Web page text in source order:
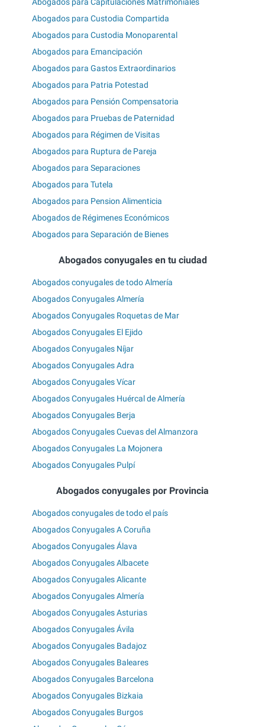
Abogados para Custodia Compartida
Abogados para Custodia Monoparental
Abogados para Emancipación
Abogados para Gastos Extraordinarios
Abogados para Patria Potestad
Abogados para Pensión Compensatoria
Abogados para Pruebas de Paternidad
Abogados para Régimen de Visitas
Abogados para Ruptura de Pareja
Abogados para Separaciones
Abogados para Tutela
Abogados para Pension Alimenticia
Abogados de Régimenes Económicos
Abogados para Separación de Bienes
Abogados conyugales en tu ciudad
Abogados conyugales de todo Almería
Abogados Conyugales Almería
Abogados Conyugales Roquetas de Mar
Abogados Conyugales El Ejido
Abogados Conyugales Níjar
Abogados Conyugales Adra
Abogados Conyugales Vícar
Abogados Conyugales Huércal de Almería
Abogados Conyugales Berja
Abogados Conyugales Cuevas del Almanzora
Abogados Conyugales La Mojonera
Abogados Conyugales Pulpí
Abogados conyugales por Provincia
Abogados conyugales de todo el país
Abogados Conyugales A Coruña
Abogados Conyugales Álava
Abogados Conyugales Albacete
Abogados Conyugales Alicante
Abogados Conyugales Almería
Abogados Conyugales Asturias
Abogados Conyugales Ávila
Abogados Conyugales Badajoz
Abogados Conyugales Baleares
Abogados Conyugales Barcelona
Abogados Conyugales Bizkaia
Abogados Conyugales Burgos